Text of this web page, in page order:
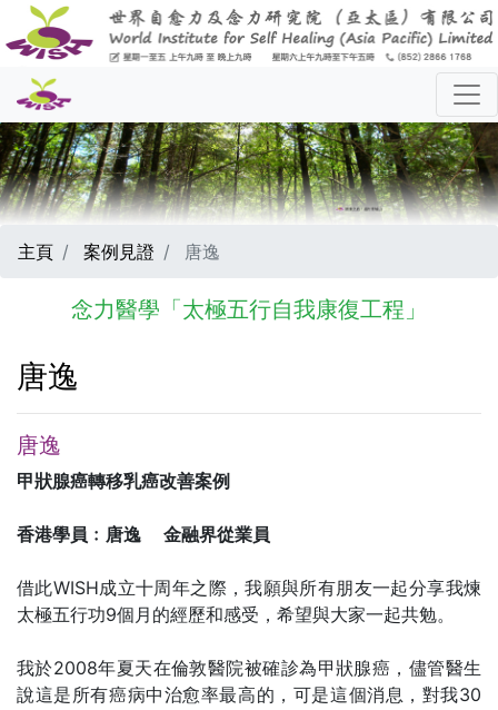
主頁 案例見證 唐逸
念力醫學「太極五行自我康復工程」
唐逸
唐逸
甲狀腺癌轉移乳癌改善案例
香港學員﹕唐逸 金融界從業員
借此WISH成立十周年之際，我願與所有朋友一起分享我煉
太極五行功9個月的經歷和感受，希望與大家一起共勉。
我於2008年夏天在倫敦醫院被確診為甲狀腺癌，儘管醫生
說這是所有癌病中治愈率最高的，可是這個消息，對我30